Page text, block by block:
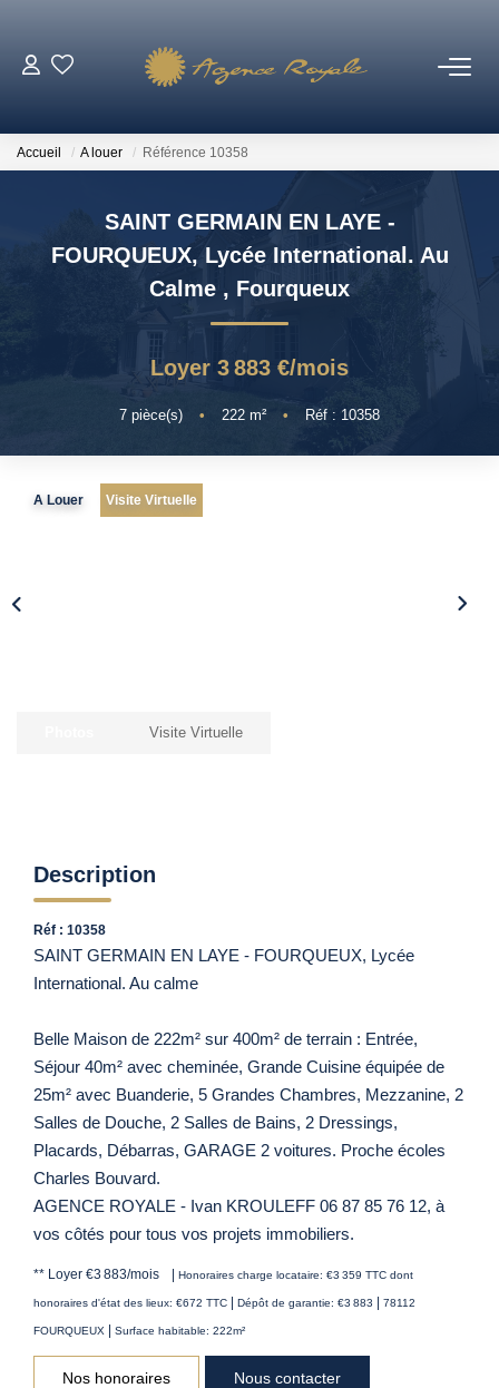
LOCATIONS
ESTIMATION
NOTRE AGENCE
Vendre Avec AGENCE ROYALE
Accueil A louer Référence 10358
SAINT GERMAIN EN LAYE -
FOURQUEUX, Lycée International. Au
Calme , Fourqueux
Loyer 3 883 €/mois
7 pièce(s) • 222 m² • Réf : 10358
A Louer Visite Virtuelle
Visite Virtuelle
Description
Réf : 10358
SAINT GERMAIN EN LAYE - FOURQUEUX, Lycée
International. Au calme
Belle Maison de 222m² sur 400m² de terrain : Entrée,
Séjour 40m² avec cheminée, Grande Cuisine équipée de
25m² avec Buanderie, 5 Grandes Chambres, Mezzanine, 2
Salles de Douche, 2 Salles de Bains, 2 Dressings,
Placards, Débarras, GARAGE 2 voitures. Proche écoles
Charles Bouvard.
AGENCE ROYALE - Ivan KROULEFF 06 87 85 76 12, à
vos côtés pour tous vos projets immobiliers.
** Loyer €3 883/mois | Honoraires charge locataire: €3 359 TTC dont
honoraires d'état des lieux: €672 TTC | Dépôt de garantie: €3 883 | 78112
FOURQUEUX | Surface habitable: 222m²
Nos honoraires Nous contacter